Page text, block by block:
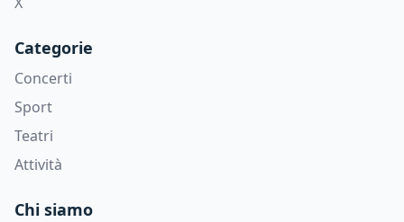
Categorie
Concerti
Sport
Teatri
Attività
Chi siamo